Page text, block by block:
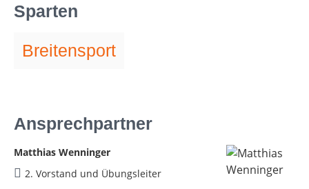
Sparten
Breitensport
Ansprechpartner
Matthias Wenninger
2. Vorstand und Übungsleiter